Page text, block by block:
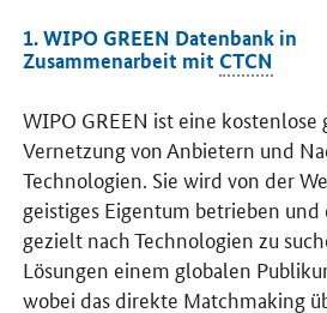
1. WIPO GREEN Datenbank in
Zusammenarbeit mit CTCN
WIPO GREEN ist eine
Vernetzung von Anbietern und
Technologien. Sie wird von der
geistiges Eigentum betrieben und
gezielt nach Technologien zu
Lösungen einem globalen
wobei das direkte Matchmaking